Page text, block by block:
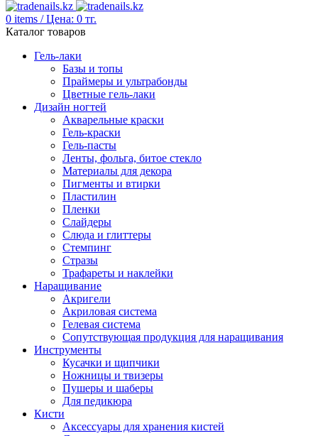
0 items / Цена: 0 тг.
Каталог товаров
Гель-лаки
Базы и топы
Праймеры и ультрабонды
Цветные гель-лаки
Дизайн ногтей
Акварельные краски
Гель-краски
Гель-пасты
Ленты, фольга, битое стекло
Материалы для декора
Пигменты и втирки
Пластилин
Пленки
Слайдеры
Слюда и глиттеры
Стемпинг
Стразы
Трафареты и наклейки
Наращивание
Акригели
Акриловая система
Гелевая система
Сопутствующая продукция для наращивания
Инструменты
Кусачки и щипчики
Ножницы и твизеры
Пушеры и шаберы
Для педикюра
Кисти
Аксессуары для хранения кистей